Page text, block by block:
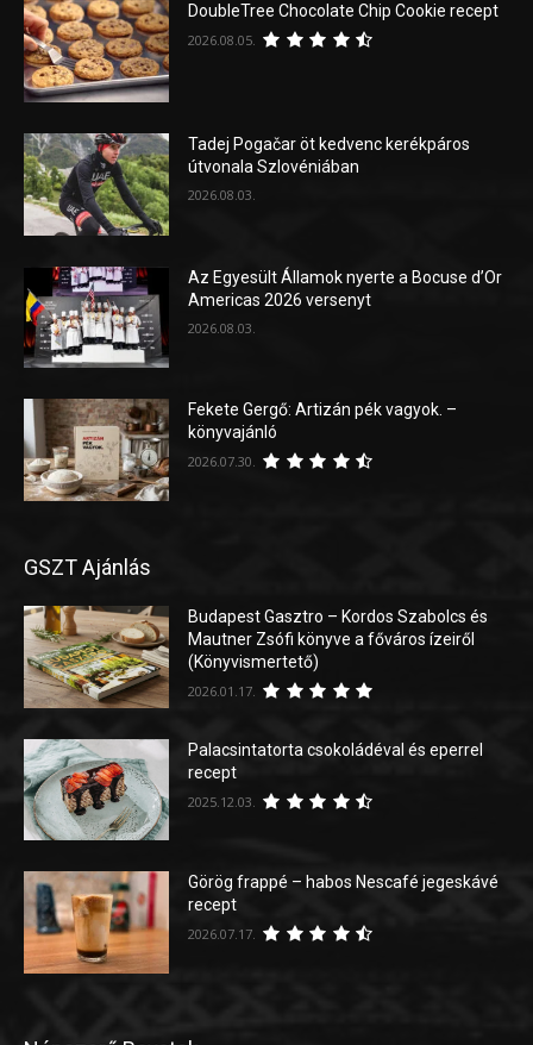
DoubleTree Chocolate Chip Cookie recept
2026.08.05.
Tadej Pogačar öt kedvenc kerékpáros
útvonala Szlovéniában
2026.08.03.
Az Egyesült Államok nyerte a Bocuse d’Or
Americas 2026 versenyt
2026.08.03.
Fekete Gergő: Artizán pék vagyok. –
könyvajánló
2026.07.30.
GSZT Ajánlás
Budapest Gasztro – Kordos Szabolcs és
Mautner Zsófi könyve a főváros ízeiről
(Könyvismertető)
2026.01.17.
Palacsintatorta csokoládéval és eperrel
recept
2025.12.03.
Görög frappé – habos Nescafé jegeskávé
recept
2026.07.17.